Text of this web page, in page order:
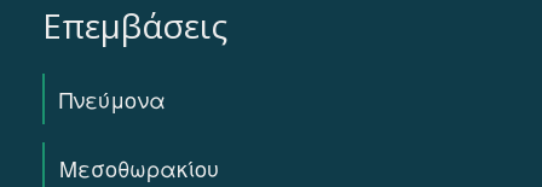
Επεμβάσεις
Πνεύμονα
Μεσοθωρακίου